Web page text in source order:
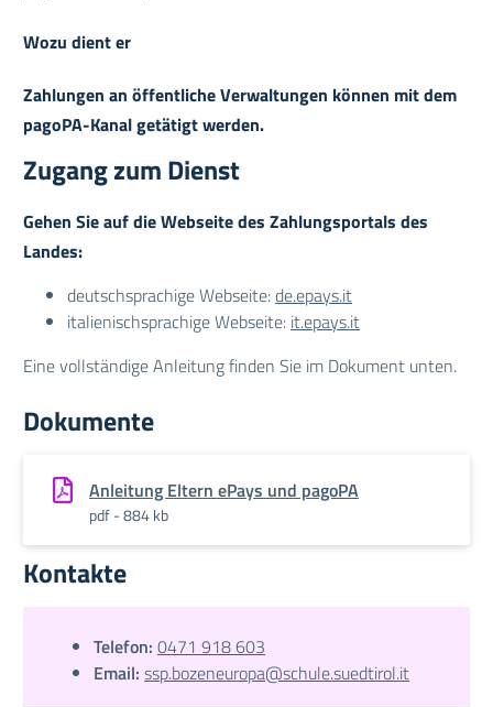
Wozu dient er
Zahlungen an öffentliche Verwaltungen können mit dem
pagoPA-Kanal getätigt werden.
Zugang zum Dienst
Gehen Sie auf die Webseite des Zahlungsportals des
Landes:
deutschsprachige Webseite:de.epays.it
italienischsprachige Webseite: it.epays.it
Eine vollständige Anleitung finden Sie im Dokument unten.
Dokumente
Anleitung Eltern ePays und pagoPA
pdf - 884 kb
Kontakte
Telefon: 0471 918 603
Email: ssp.bozeneuropa@schule.suedtirol.it